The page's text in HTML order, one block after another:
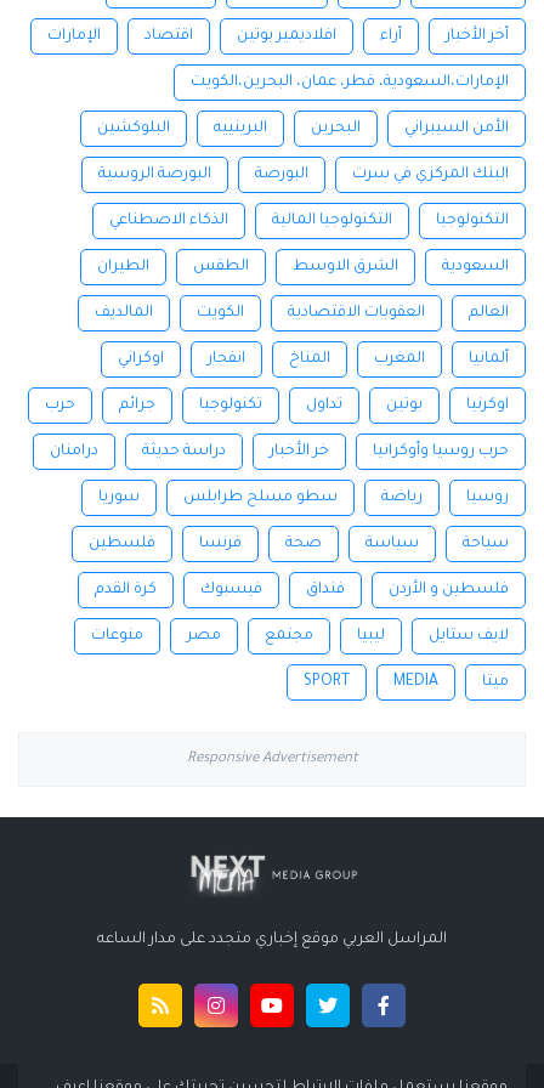
أخر الأخبار أراء افلاديمير بوتين اقتصاد الإمارات
الإمارات،السعودية، قطر، عمان، البحرين،الكويت
الأمن السيبراني البحرين البرينييه البلوكشين
البنك المركزي في سرت البورصة البورصة الروسية
التكنولوجيا التكنولوجيا المالية الذكاء الاصطناعي
السعودية الشرق الاوسط الطقس الطيران
العالم العقوبات الاقتصادية الكويت المالديف
ألمانيا المغرب المناخ انفجار اوكراني
اوكرنيا بوتين تداول تكنولوجيا جرائم حرب
حرب روسيا وأوكرانيا خر الأخبار دراسة حديثة درامنان
روسيا رياضة سطو مسلح طرابلس سوريا
سياحة سياسة صحة فرنسا فلسطين
فلسطين و الأردن فنداق فيسبوك كرة القدم
لايف ستايل ليبيا مجتمع مصر منوعات
ميتا MEDIA
SPORT
Responsive Advertisement
المراسل العربي موقع إخباري متجدد على مدار الساعه